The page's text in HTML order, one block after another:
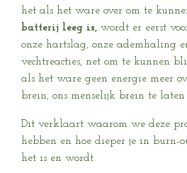
het als het ware over om te
batterij leeg is, wordt er eerst
onze hartslag, onze ademhaling
vechtreacties, net om te kunnen
als het ware geen energie meer
brein, ons menselijk brein te laten
Dit verklaart waarom we deze
hebben en hoe dieper je in burn-
het is en wordt.